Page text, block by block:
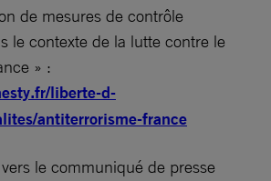
de mesures de contrôle
le contexte de la lutte contre le
» :
liberte-d-
antiterrorisme-france
le communiqué de presse